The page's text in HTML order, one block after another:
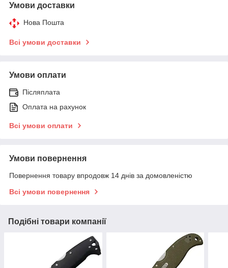
Умови доставки
Нова Пошта
Всі умови доставки
Умови оплати
Післяплата
Оплата на рахунок
Всі умови оплати
Умови повернення
Повернення товару впродовж 14 днів за домовленістю
Всі умови повернення
Подібні товари компанії